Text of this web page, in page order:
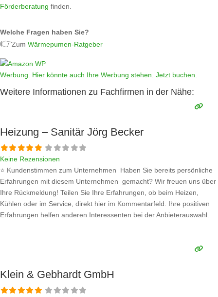
Förderberatung finden.
Welche Fragen haben Sie?
👉Zum Wärmepumen-Ratgeber
Werbung. Hier könnte auch Ihre Werbung stehen. Jetzt buchen.
Weitere Informationen zu Fachfirmen in der Nähe:
Heizung – Sanitär Jörg Becker
Keine Rezensionen
⭐ Kundenstimmen zum Unternehmen Haben Sie bereits persönliche
Erfahrungen mit diesem Unternehmen gemacht? Wir freuen uns über
Ihre Rückmeldung! Teilen Sie Ihre Erfahrungen, ob beim Heizen,
Kühlen oder im Service, direkt hier im Kommentarfeld. Ihre positiven
Erfahrungen helfen anderen Interessenten bei der Anbieterauswahl.
Klein & Gebhardt GmbH